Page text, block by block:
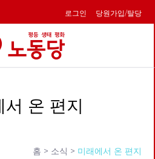
로그인 당원가입/탈당
서 온 편지
홈 > 소식 > 미래에서 온 편지